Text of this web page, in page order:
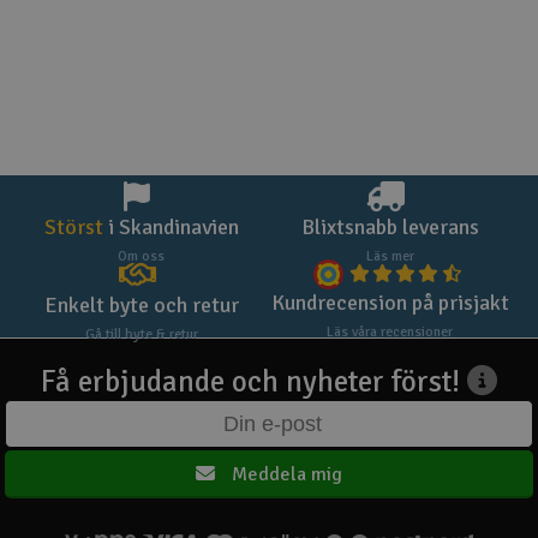
Störst i Skandinavien
Om oss
Blixtsnabb leverans
Läs mer
Enkelt byte och retur
Gå till byte & retur
Kundrecension på prisjakt
Läs våra recensioner
Få erbjudande och nyheter först!
Meddela mig